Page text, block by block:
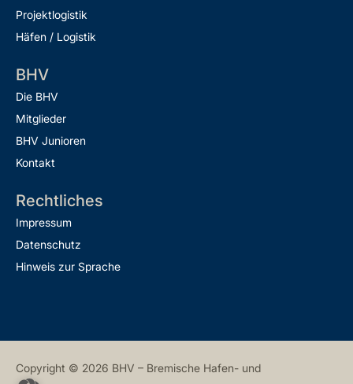
Projektlogistik
Häfen / Logistik
BHV
Die BHV
Mitglieder
BHV Junioren
Kontakt
Rechtliches
Impressum
Datenschutz
Hinweis zur Sprache
Copyright © 2026 BHV – Bremische Hafen- und